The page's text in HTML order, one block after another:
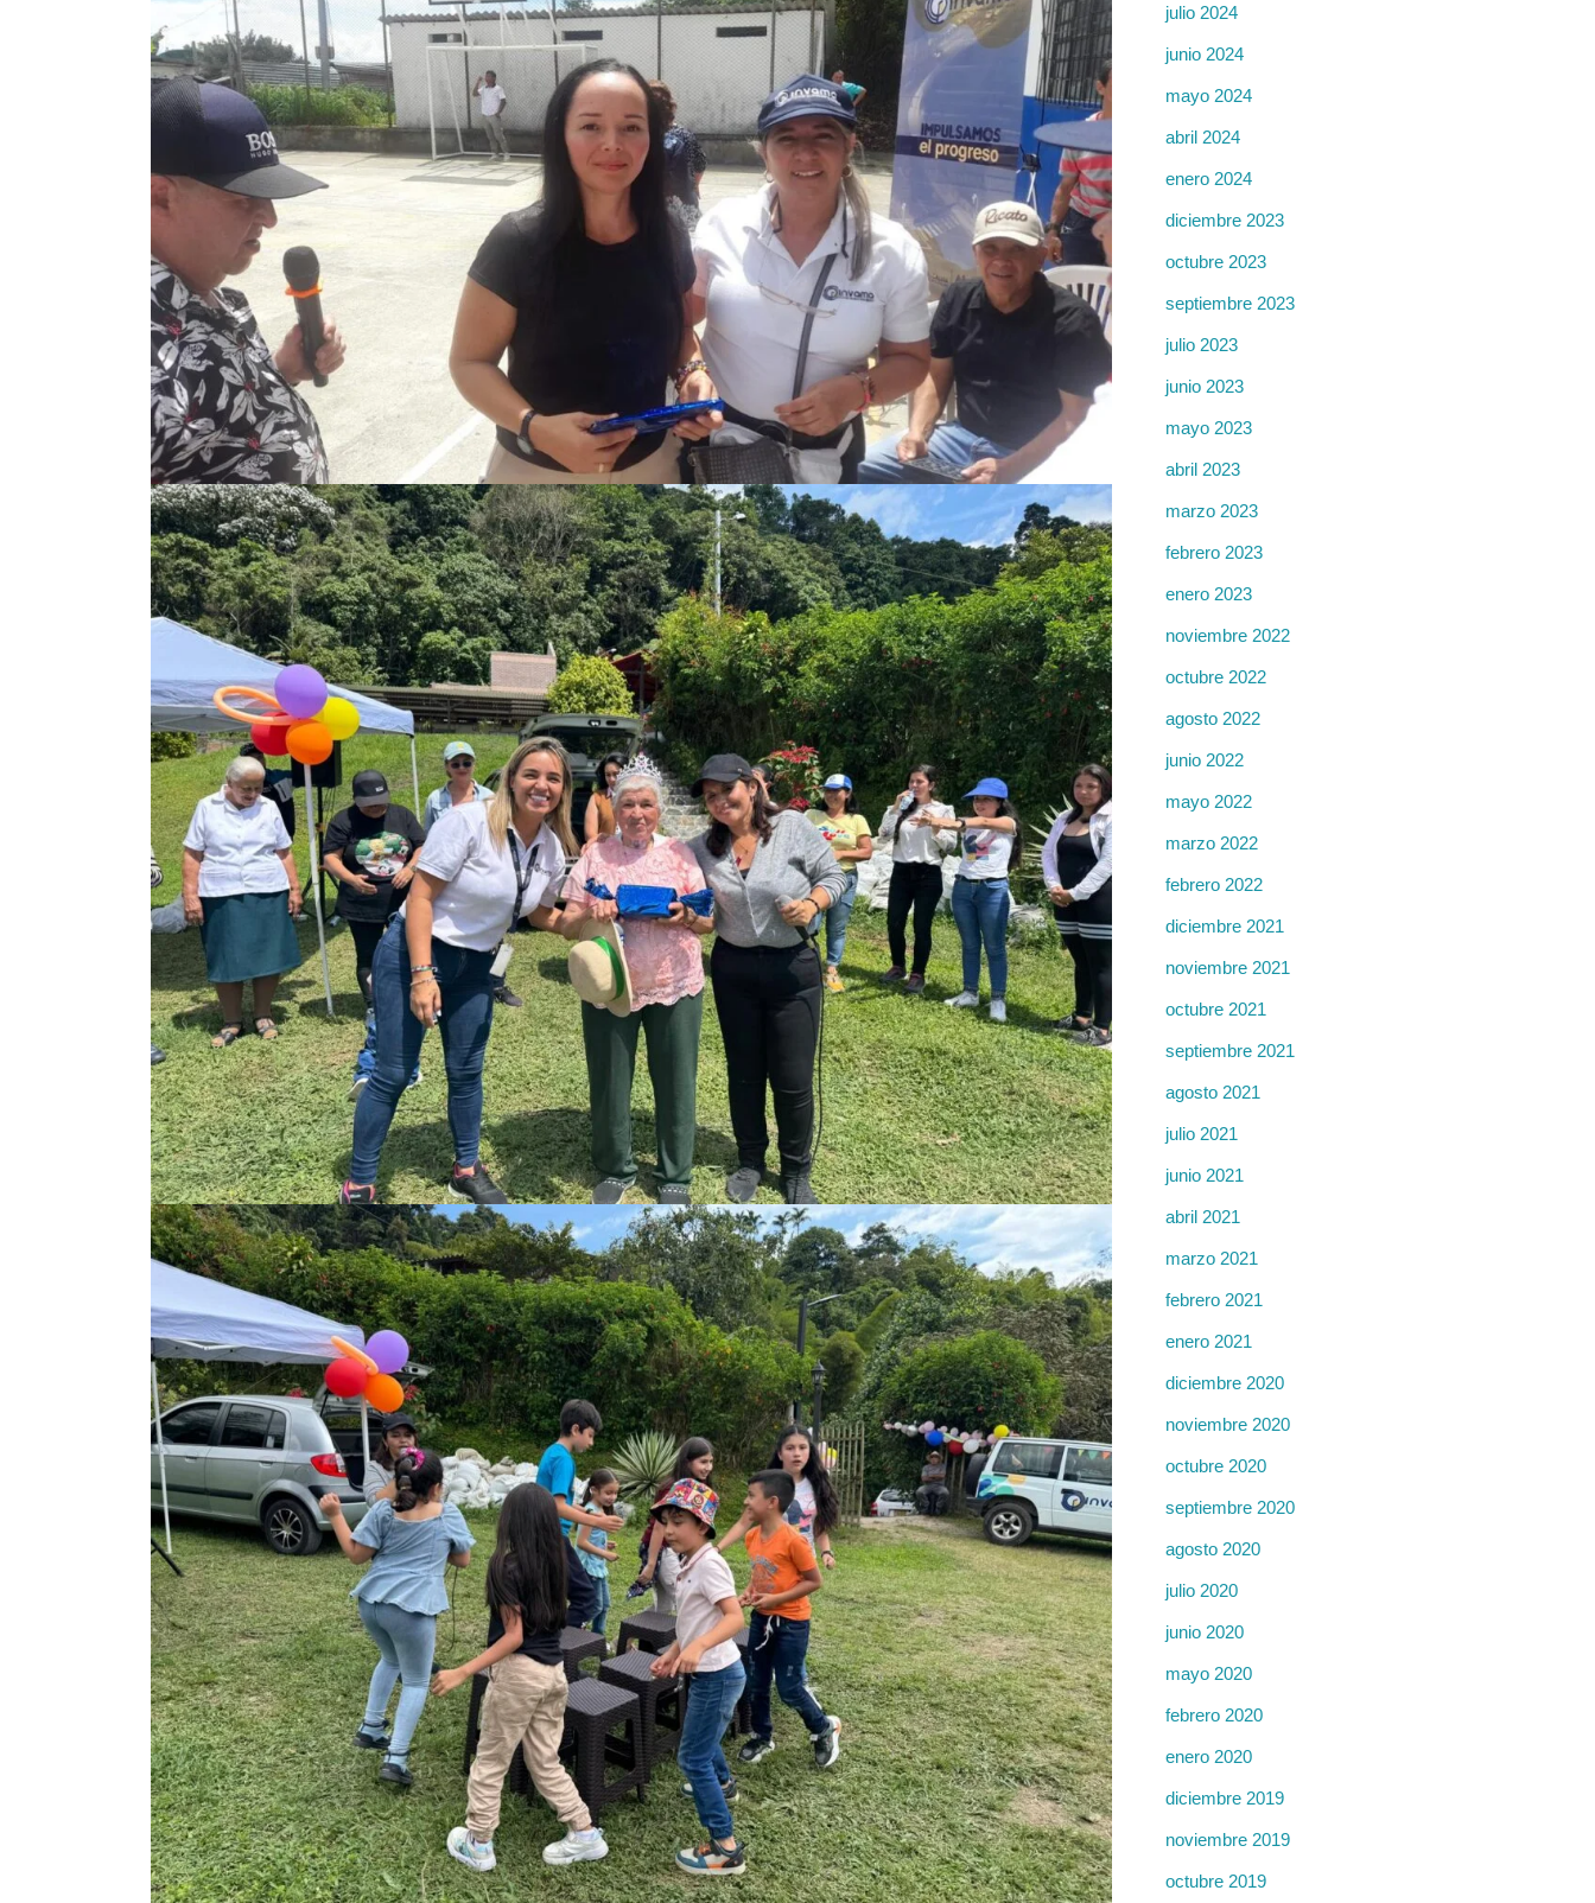
julio 2024
junio 2024
mayo 2024
abril 2024
enero 2024
diciembre 2023
octubre 2023
septiembre 2023
julio 2023
junio 2023
mayo 2023
abril 2023
marzo 2023
febrero 2023
enero 2023
noviembre 2022
octubre 2022
agosto 2022
junio 2022
mayo 2022
marzo 2022
febrero 2022
diciembre 2021
noviembre 2021
octubre 2021
septiembre 2021
agosto 2021
julio 2021
junio 2021
abril 2021
marzo 2021
febrero 2021
enero 2021
diciembre 2020
noviembre 2020
octubre 2020
septiembre 2020
agosto 2020
julio 2020
junio 2020
mayo 2020
febrero 2020
enero 2020
diciembre 2019
noviembre 2019
octubre 2019